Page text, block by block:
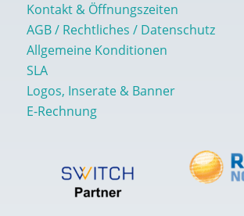
Kontakt & Öffnungszeiten
AGB / Rechtliches / Datenschutz
Allgemeine Konditionen
SLA
Logos, Inserate & Banner
E-Rechnung